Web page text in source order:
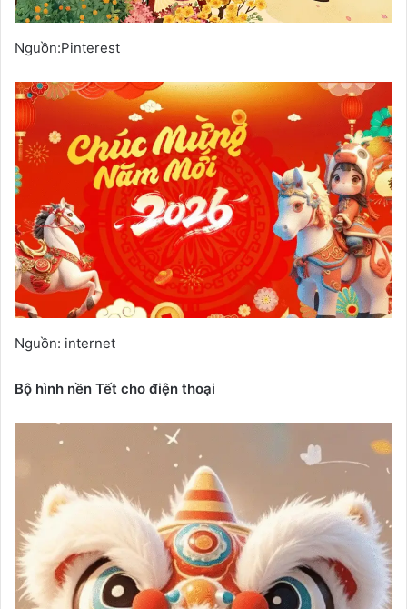
Nguồn:Pinterest
Nguồn: internet
Bộ hình nền Tết cho điện thoại